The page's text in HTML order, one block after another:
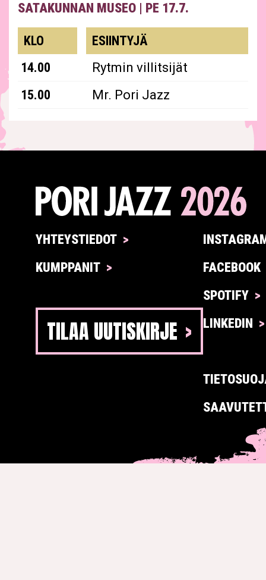
SATAKUNNAN MUSEO | PE 17.7.
KLO
ESIINTYJÄ
14.00
Rytmin villitsijät
15.00
Mr. Pori Jazz
YHTEYSTIEDOT
KUMPPANIT
TILAA UUTISKIRJE
FACEBOOK
SPOTIFY
LINKEDIN